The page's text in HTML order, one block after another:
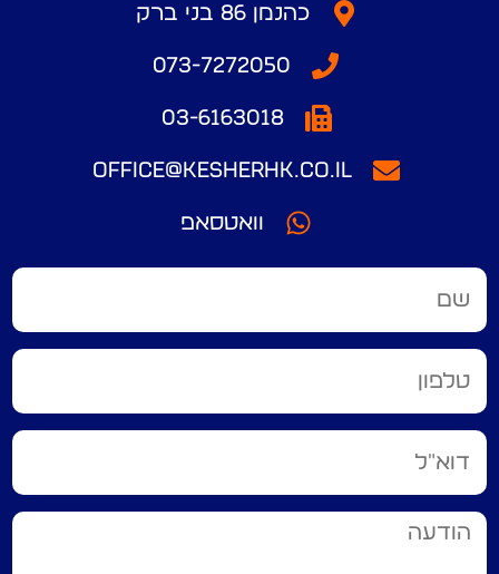
כהנמן 86 בני ברק
073-7272050
03-6163018
office@kesherhk.co.il
וואטסאפ